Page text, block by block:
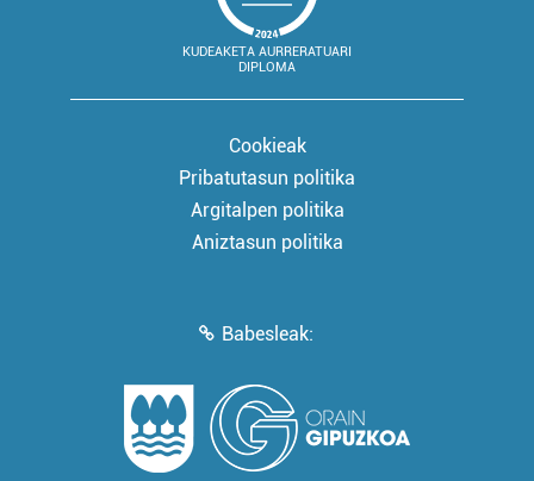
KUDEAKETA AURRERATUARI
DIPLOMA
Cookieak
Pribatutasun politika
Argitalpen politika
Aniztasun politika
Babesleak: